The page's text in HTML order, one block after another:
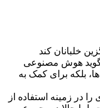
هوش مصنوعی
بلکه برای کمک به
در زمینه استفاده از